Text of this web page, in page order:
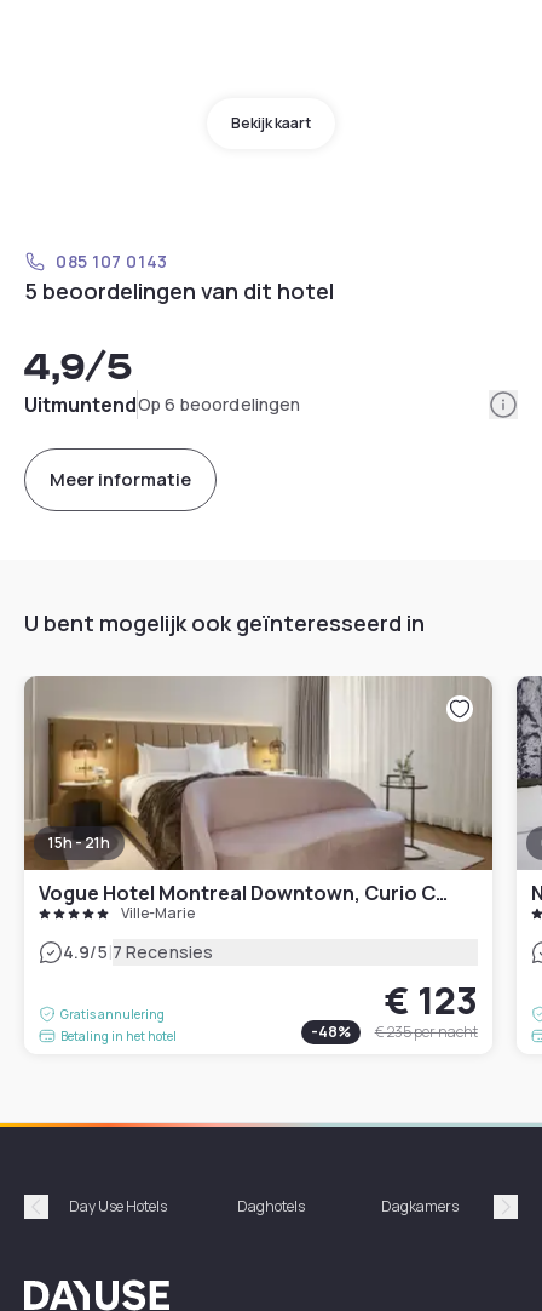
Bekijk kaart
085 107 0143
5 beoordelingen van dit hotel
4,9/5
UitmuntendOp 6 beoordelingen
Meer informatie
U bent mogelijk ook geïnteresseerd in
15h - 21h
Vogue Hotel Montreal Downtown, Curio Collection by Hilton
Ville-Marie
4.9/5|7 Recensies
Gratis annulering
Betaling in het hotel
€ 123
-48% € 235per nacht
Précédent
Day Use Hotels Daghotels Dagkamers
Dayuse